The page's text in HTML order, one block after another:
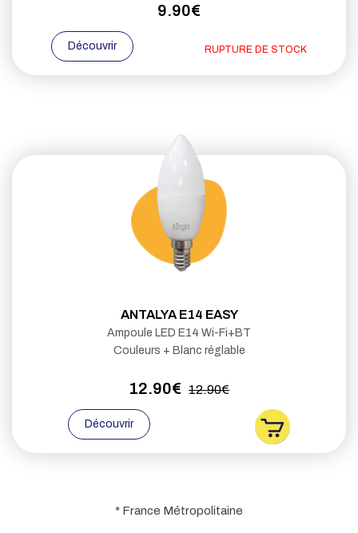
9.90€
Découvrir RUPTURE DE STOCK
ANTALYA E14 EASY
Ampoule LED E14 Wi-Fi+BT
Couleurs + Blanc réglable
12.90€ 12.90€
Découvrir
* France Métropolitaine